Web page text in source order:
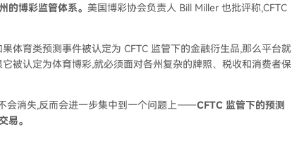
的博彩监管体系。 美国博彩协会负责人 Bill Miller 也批评称,CFTC
体育类预测事件被认定为 CFTC 监管下的金融衍生品,那么平台就
被认定为体育博彩,就必须面对各州复杂的牌照、税收和消费者保
会消失,反而会进一步集中到一个问题上——CFTC 监管下的预测
易。